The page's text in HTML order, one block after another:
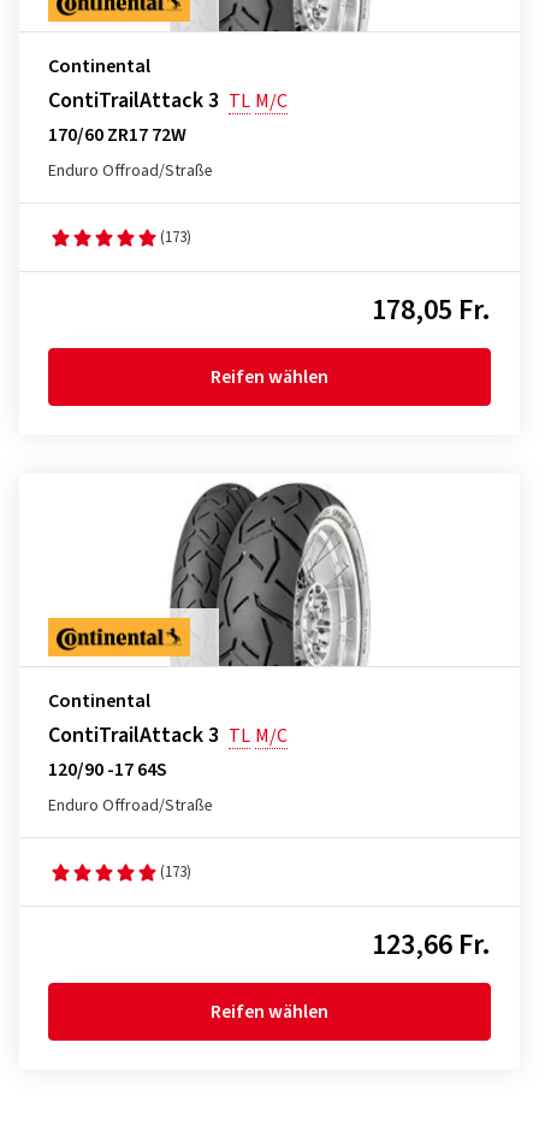
Continental
ContiTrailAttack 3 TL M/C
170/60 ZR17 72W
Enduro Offroad/Straße
(173)
178,05 Fr.
Reifen wählen
Continental
ContiTrailAttack 3 TL M/C
120/90 -17 64S
Enduro Offroad/Straße
(173)
123,66 Fr.
Reifen wählen